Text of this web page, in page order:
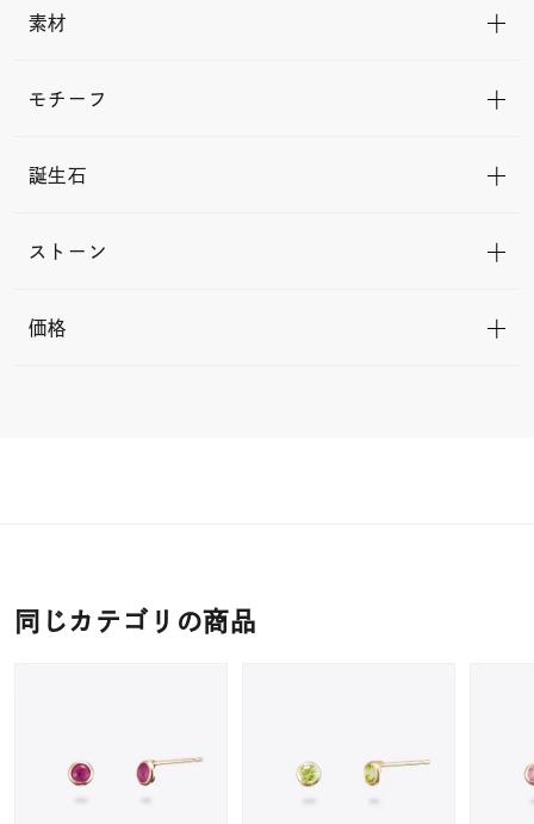
素材
モチーフ
誕生石
ストーン
価格
同じカテゴリの商品